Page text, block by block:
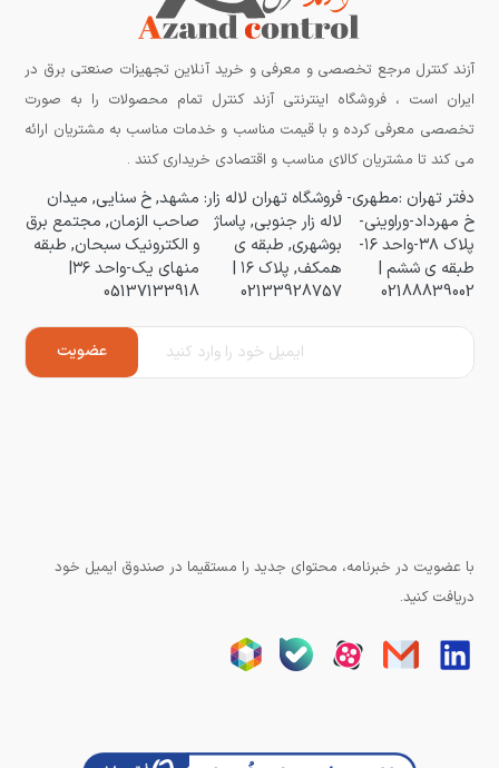
آزند کنترل مرجع تخصصی و معرفی و خرید آنلاین تجهیزات صنعتی برق در
ایران است ، فروشگاه اینترنتی آزند کنترل تمام محصولات را به صورت
تخصصی معرفی کرده و با قیمت مناسب و خدمات مناسب به مشتریان ارائه
می کند تا مشتریان کالای مناسب و اقتصادی خریداری کنند .
دفتر تهران :مطهری-
خ مهرداد-وراوینی-
پلاک ۳۸-واحد ۱۶-
طبقه ی ششم |
02188839002
فروشگاه تهران لاله زار:
لاله زار جنوبی, پاساژ
بوشهری, طبقه ی
همکف, پلاک ۱۶ |
02133928757
مشهد, خ سنایی, میدان
صاحب الزمان, مجتمع برق
و الکترونیک سبحان, طبقه
منهای یک-واحد ۳۶|
05137133918
با عضویت در خبرنامه، محتوای جدید را مستقیما در صندوق ایمیل خود
دریافت کنید.